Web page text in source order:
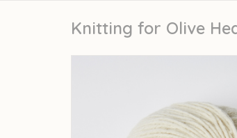
Knitting for Olive